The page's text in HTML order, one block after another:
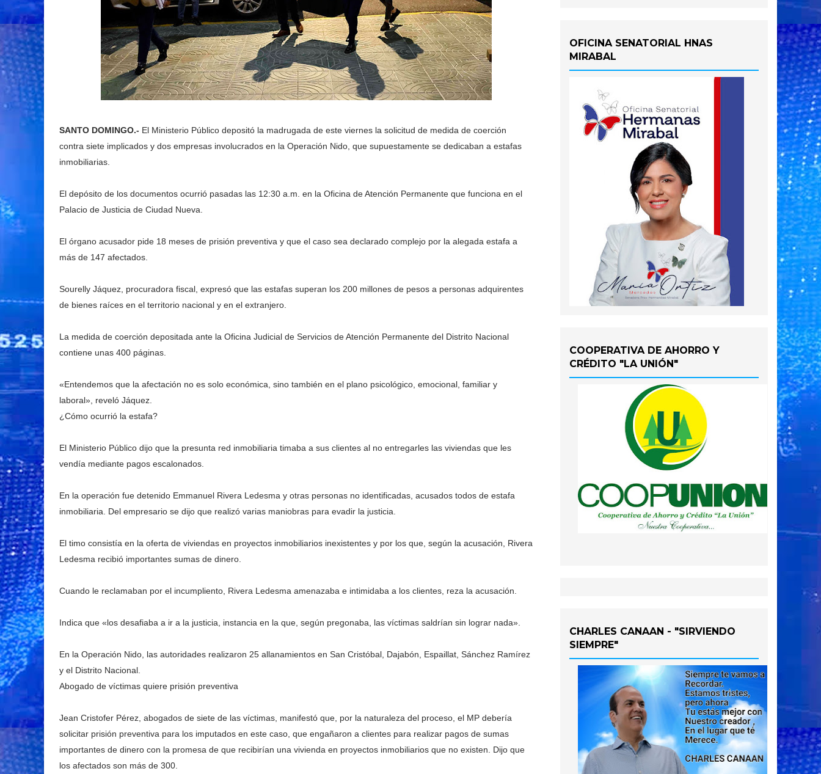
SANTO DOMINGO.- El Ministerio Público depositó la madrugada de este viernes la solicitud de medida de coerción
contra siete implicados y dos empresas involucrados en la Operación Nido, que supuestamente se dedicaban a estafas
inmobiliarias.
El depósito de los documentos ocurrió pasadas las 12:30 a.m. en la Oficina de Atención Permanente que funciona en el
Palacio de Justicia de Ciudad Nueva.
El órgano acusador pide 18 meses de prisión preventiva y que el caso sea declarado complejo por la alegada estafa a
más de 147 afectados.
Sourelly Jáquez, procuradora fiscal, expresó que las estafas superan los 200 millones de pesos a personas adquirentes
de bienes raíces en el territorio nacional y en el extranjero.
La medida de coerción depositada ante la Oficina Judicial de Servicios de Atención Permanente del Distrito Nacional
contiene unas 400 páginas.
«Entendemos que la afectación no es solo económica, sino también en el plano psicológico, emocional, familiar y
laboral», reveló Jáquez.
¿Cómo ocurrió la estafa?
El Ministerio Público dijo que la presunta red inmobiliaria timaba a sus clientes al no entregarles las viviendas que les
vendía mediante pagos escalonados.
En la operación fue detenido Emmanuel Rivera Ledesma y otras personas no identificadas, acusados todos de estafa
inmobiliaria. Del empresario se dijo que realizó varias maniobras para evadir la justicia.
El timo consistía en la oferta de viviendas en proyectos inmobiliarios inexistentes y por los que, según la acusación, Rivera
Ledesma recibió importantes sumas de dinero.
Cuando le reclamaban por el incumpliento, Rivera Ledesma amenazaba e intimidaba a los clientes, reza la acusación.
Indica que «los desafiaba a ir a la justicia, instancia en la que, según pregonaba, las víctimas saldrían sin lograr nada».
En la Operación Nido, las autoridades realizaron 25 allanamientos en San Cristóbal, Dajabón, Espaillat, Sánchez Ramírez
y el Distrito Nacional.
Abogado de víctimas quiere prisión preventiva
Jean Cristofer Pérez, abogados de siete de las víctimas, manifestó que, por la naturaleza del proceso, el MP debería
solicitar prisión preventiva para los imputados en este caso, que engañaron a clientes para realizar pagos de sumas
importantes de dinero con la promesa de que recibirían una vivienda en proyectos inmobiliarios que no existen. Dijo que
los afectados son más de 300.
OFICINA SENATORIAL HNAS
MIRABAL
COOPERATIVA DE AHORRO Y
CRÉDITO "LA UNIÓN"
CHARLES CANAAN - "SIRVIENDO
SIEMPRE"